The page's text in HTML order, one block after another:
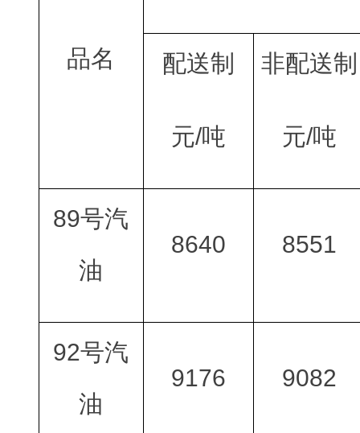
品名 配送制
元/吨
非配送制
元/吨
89号汽
油
8640 8551
92号汽
油
9176 9082